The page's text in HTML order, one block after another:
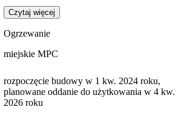
Czytaj więcej
Ogrzewanie
miejskie MPC
rozpoczęcie budowy w 1 kw. 2024 roku,
planowane oddanie do użytkowania w 4 kw.
2026 roku